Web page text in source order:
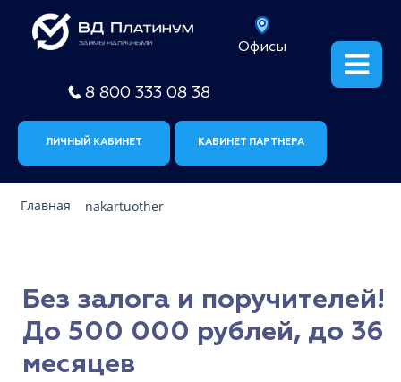
Офисы
8 800 333 08 38
ЛИЧНЫЙ КАБИНЕТ КАБИНЕТ ПАРТНЕРА
Главная nakartuother
Без залога и поручителей!
До 500 000 рублей, до 36
месяцев